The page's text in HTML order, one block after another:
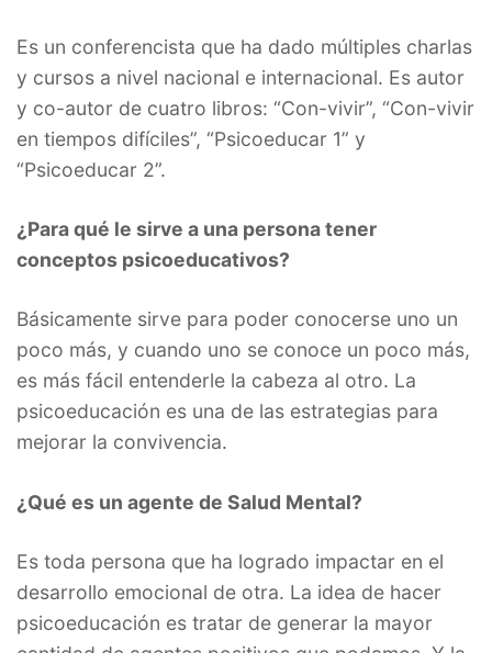
Es un conferencista que ha dado múltiples charlas
y cursos a nivel nacional e internacional. Es autor
y co-autor de cuatro libros: “Con-vivir”, “Con-vivir
en tiempos difíciles”, “Psicoeducar 1” y
“Psicoeducar 2”.
¿Para qué le sirve a una persona tener
conceptos psicoeducativos?
Básicamente sirve para poder conocerse uno un
poco más, y cuando uno se conoce un poco más,
es más fácil entenderle la cabeza al otro. La
psicoeducación es una de las estrategias para
mejorar la convivencia.
¿Qué es un agente de Salud Mental?
Es toda persona que ha logrado impactar en el
desarrollo emocional de otra. La idea de hacer
psicoeducación es tratar de generar la mayor